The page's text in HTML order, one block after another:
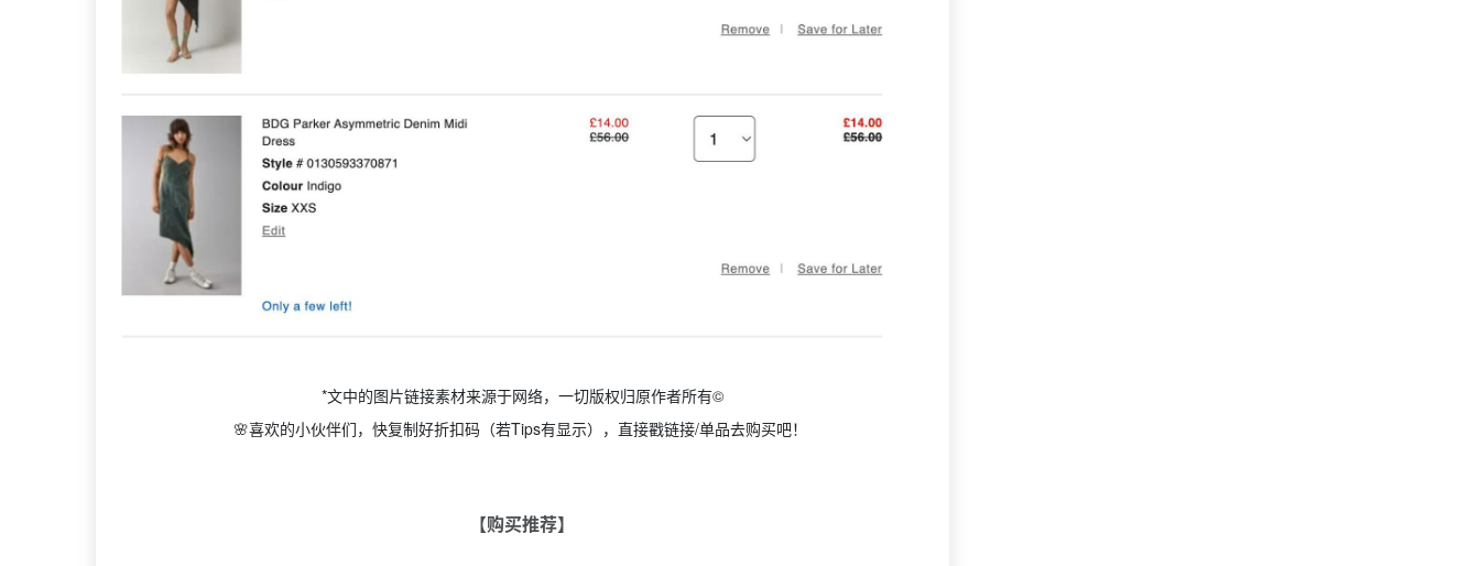
*文中的图片链接素材来源于网络，一切版权归原作者所有©
🌸喜欢的小伙伴们，快复制好折扣码（若Tips有显示），直接戳链接/单品去购买吧！
【购买推荐】